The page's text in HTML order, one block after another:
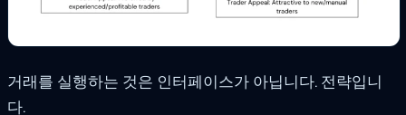
거래를 실행하는 것은 인터페이스가 아닙니다. 전략입니
다.